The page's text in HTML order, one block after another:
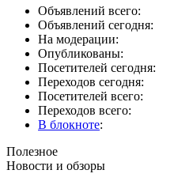
Объявлений всего:
Объявлений сегодня:
На модерации:
Опубликованы:
Посетителей сегодня:
Переходов сегодня:
Посетителей всего:
Переходов всего:
В блокноте:
Полезное
Новости и обзоры